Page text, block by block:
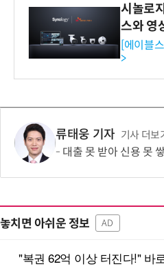
시놀로
스와 영
독점 판
[에이블
>
류태웅 기자 기사 더보
대출 못 받아 신용 못 쌓는 악순환
놓치면 아쉬운 정보 AD